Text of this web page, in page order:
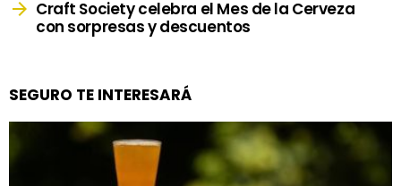
Craft Society celebra el Mes de la Cerveza
con sorpresas y descuentos
SEGURO TE INTERESARÁ